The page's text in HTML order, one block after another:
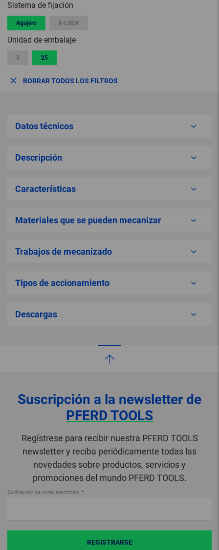
Sistema de fijación
Agujero X-LOCK
Unidad de embalaje
5 25
BORRAR TODOS LOS FILTROS
Datos técnicos
Descripción
Características
Materiales que se pueden mecanizar
Trabajos de mecanizado
Tipos de accionamiento
Descargas
Suscripción a la newsletter de
PFERD TOOLS
Regístrese para recibir nuestra PFERD TOOLS
newsletter y reciba periódicamente todas las
novedades sobre productos, servicios y
promociones del mundo PFERD TOOLS.
Su dirección de correo electrónico
REGISTRARSE